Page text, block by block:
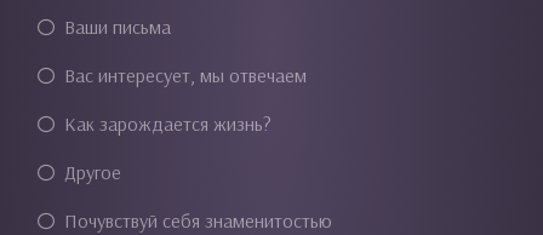
Ваши письма
Вас интересует, мы отвечаем
Как зарождается жизнь?
Другое
Почувствуй себя знаменитостью